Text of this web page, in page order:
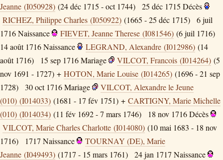
Jeanne (I050928) (24 déc 1715 - oct 1744) 25 déc 1715 Décès
RICHEZ, Philippe Charles (I050922) (1665 - 25 déc 1715)
6 juil
1716Naissance FIEVET, Jeanne Therese (I081546) (6 juil 1716)
14 août 1716Naissance LEGRAND, Alexandre (I012986) (14
août 1716)
15 sep 1716Mariage VILCOT, Francois (I014264) (5
nov 1691 - 1727) + HOTON, Marie Louise (I014265) (1696 - 21 sep
1728)
30 oct 1716Mariage
VILCOT, Alexandre le Jeune
(010) (I014033) (1681 - 17 fév 1751) + CARTIGNY, Marie Michelle
(010) (I014034) (11 fév 1692 - 7 mars 1746) 18 nov 1716Décès
VILCOT, Marie Charles Charlotte (I014080) (10 mai 1683 - 18 nov
1716)
1717 Naissance
TOURNAY (DE), Marie
Jeanne (I049493) (1717 - 15 mars 1761) 24 jan 1717 Naissance